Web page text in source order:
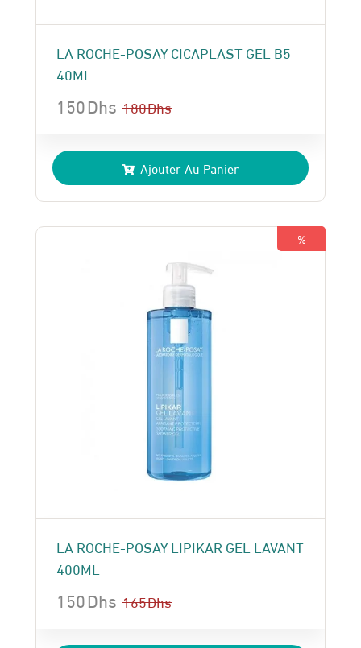
LA ROCHE-POSAY CICAPLAST GEL B5
40ML
180Dhs
prix
initial
était :
180 Dhs.
150Dhs
prix
actuel
est :
150 Dhs.
Ajouter Au Panier
%
LA ROCHE-POSAY LIPIKAR GEL LAVANT
400ML
165Dhs
150Dhs